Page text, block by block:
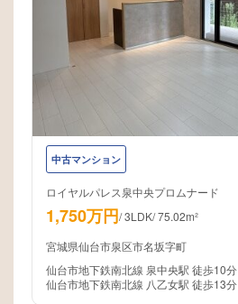
中古マンション
ロイヤルパレス泉中央プロムナード
1,750万円/3LDK/75.02m²
宮城県仙台市泉区市名坂字町
仙台市地下鉄南北線 泉中央駅 徒歩10分
仙台市地下鉄南北線 八乙女駅 徒歩13分